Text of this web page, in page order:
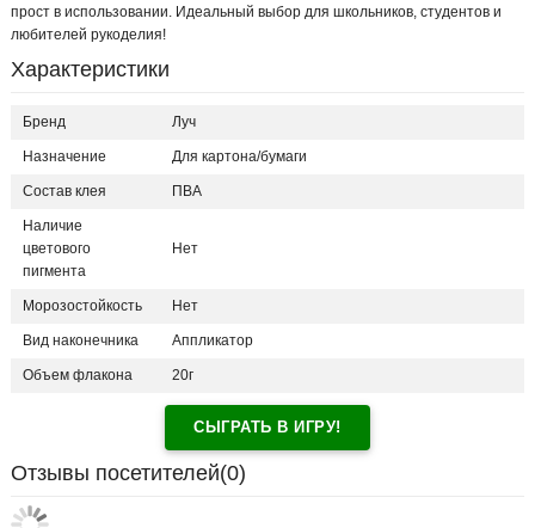
прост в использовании. Идеальный выбор для школьников, студентов и
любителей рукоделия!
Характеристики
Бренд Луч
Назначение Для картона/бумаги
Состав клея ПВА
Наличие
цветового
пигмента
Нет
Морозостойкость Нет
Вид наконечника Аппликатор
Объем флакона 20г
СЫГРАТЬ В ИГРУ!
Отзывы посетителей(0)